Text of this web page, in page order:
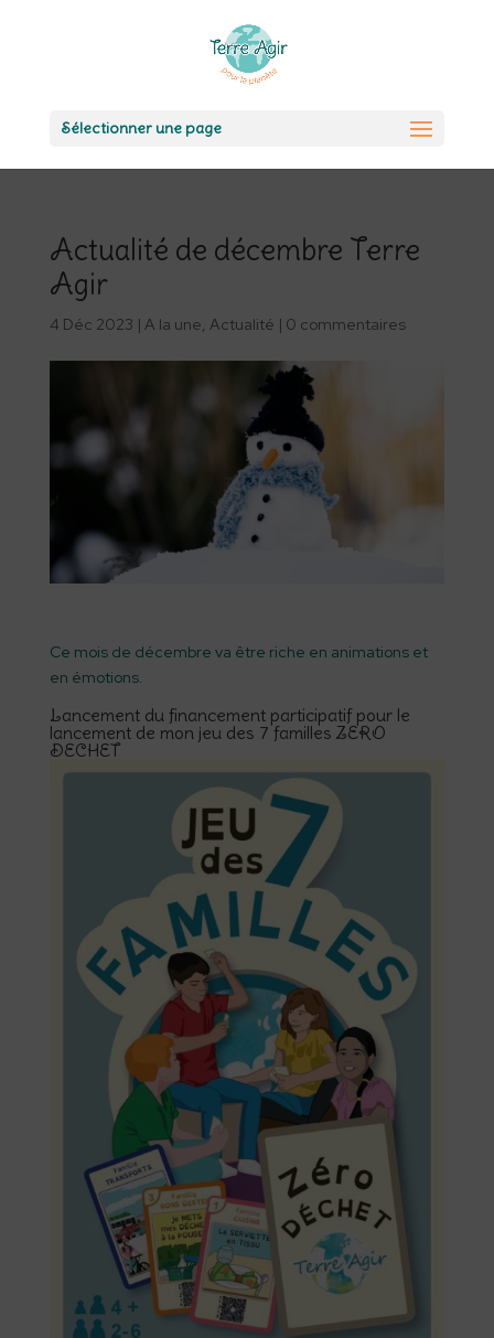
Sélectionner une page
Actualité de décembre Terre
Agir
4 Déc 2023 | A la une, Actualité | 0 commentaires
Ce mois de décembre va être riche en animations et
en émotions.
Lancement du financement participatif pour le
lancement de mon jeu des 7 familles ZERO
DECHET